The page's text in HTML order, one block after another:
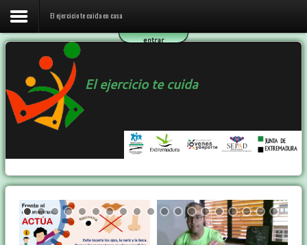
El ejercicio te cuida en casa
El programa ETC
Ejercicio y Salud
Contactar
El ejercicio te cuida en casa
entrar
El ejercicio te cuida